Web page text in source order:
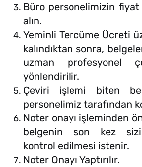
Büro personelimizin
alın.
Yeminli Tercüme Ücreti
kalındıktan sonra,
uzman profesyonel
yönlendirilir.
Çeviri işlemi biten
personelimiz tarafından
Noter onayı işleminden
belgenin son kez
kontrol edilmesi istenir.
Noter Onayı Yaptırılır.